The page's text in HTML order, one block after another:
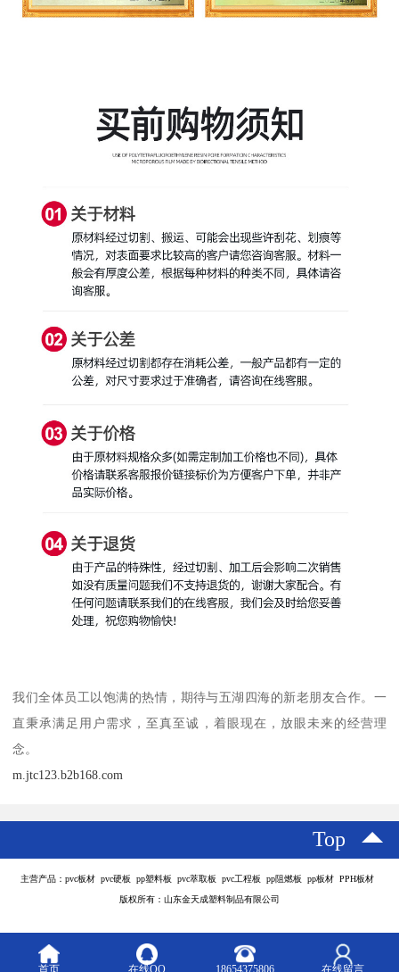
我们全体员工以饱满的热情，期待与五湖四海的新老朋友合作。一
直秉承满足用户需求，至真至诚，着眼现在，放眼未来的经营理
念。
m.jtc123.b2b168.com
Top
主营产品：pvc板材 pvc硬板 pp塑料板 pvc萃取板 pvc工程板 pp阻燃板 pp板材 PPH板材
版权所有：山东金天成塑料制品有限公司
首页 在线QQ 18654375806 在线留言